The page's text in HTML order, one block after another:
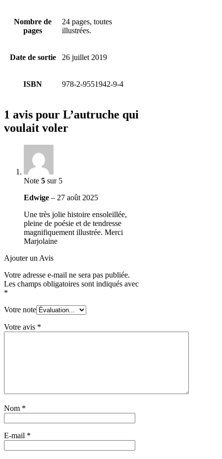
Nombre de
pages
24 pages, toutes
illustrées.
Date de sortie 26 juillet 2019
ISBN 978-2-9551942-9-4
1 avis pour L’autruche qui
voulait voler
Note 5 sur 5
Edwige – 27 août 2025
Une très jolie histoire ensoleillée,
pleine de poésie et de tendresse
magnifiquement illustrée. Merci
Marjolaine
Ajouter un Avis
Votre adresse e-mail ne sera pas publiée.
Les champs obligatoires sont indiqués avec
*
Votre note
Votre avis *
Nom *
E-mail *